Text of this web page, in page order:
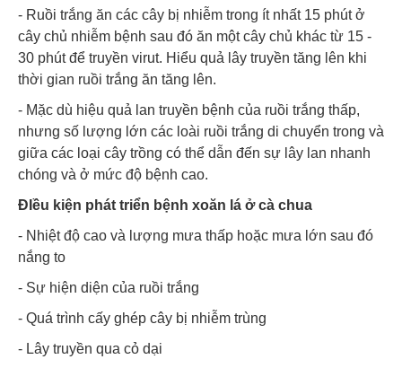
- Ruồi trắng ăn các cây bị nhiễm trong ít nhất 15 phút ở
cây chủ nhiễm bệnh sau đó ăn một cây chủ khác từ 15 -
30 phút để truyền virut. Hiểu quả lây truyền tăng lên khi
thời gian ruồi trắng ăn tăng lên.
- Mặc dù hiệu quả lan truyền bệnh của ruồi trắng thấp,
nhưng số lượng lớn các loài ruồi trắng di chuyển trong và
giữa các loại cây trồng có thể dẫn đến sự lây lan nhanh
chóng và ở mức độ bệnh cao.
ĐIều kiện phát triển bệnh xoăn lá ở cà chua
- Nhiệt độ cao và lượng mưa thấp hoặc mưa lớn sau đó
nắng to
- Sự hiện diện của ruồi trắng
- Quá trình cấy ghép cây bị nhiễm trùng
- Lây truyền qua cỏ dại